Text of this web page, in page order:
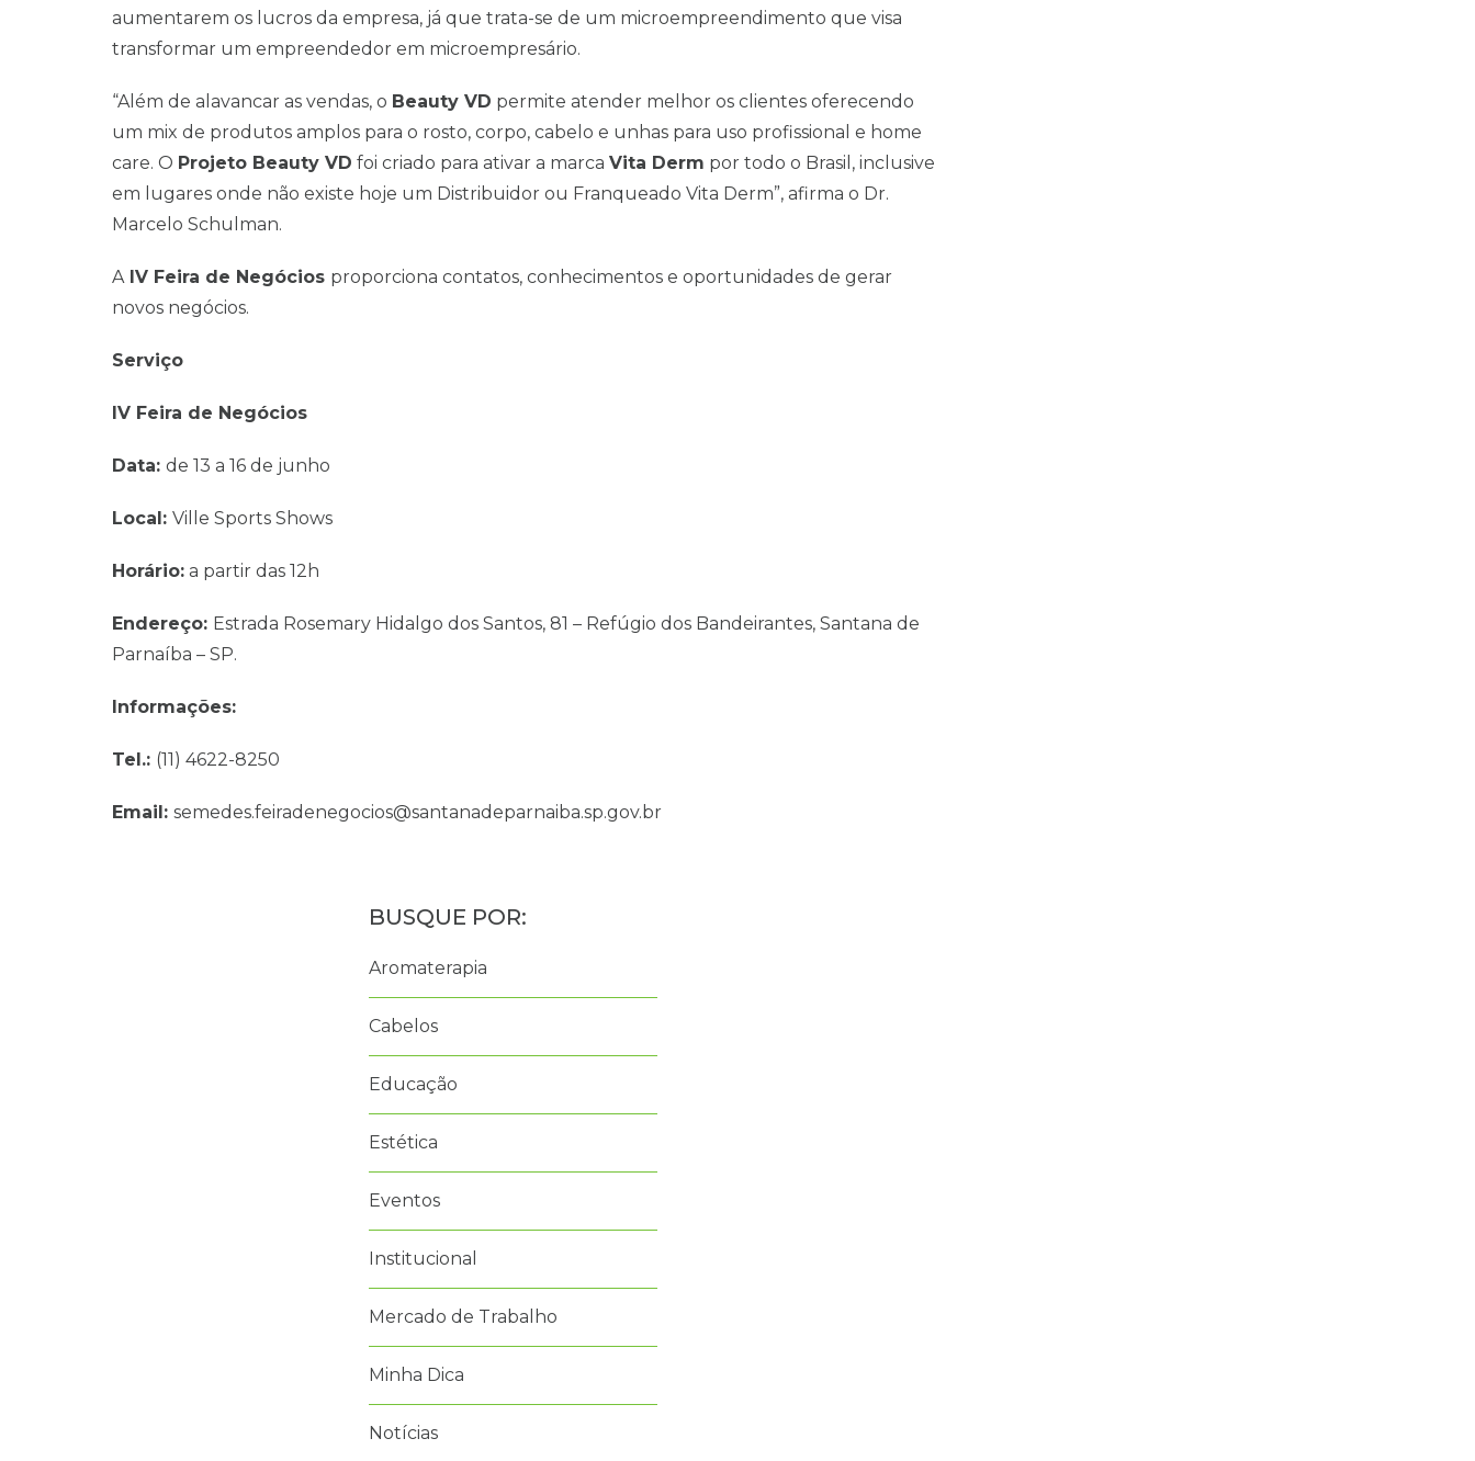
aumentarem os lucros da empresa, já que trata-se de um microempreendimento que visa
transformar um empreendedor em microempresário.
“Além de alavancar as vendas, o Beauty VD permite atender melhor os clientes oferecendo
um mix de produtos amplos para o rosto, corpo, cabelo e unhas para uso profissional e home
care. O Projeto Beauty VD foi criado para ativar a marca Vita Derm por todo o Brasil, inclusive
em lugares onde não existe hoje um Distribuidor ou Franqueado Vita Derm”, afirma o Dr.
Marcelo Schulman.
AIV Feira de Negócios proporciona contatos, conhecimentos e oportunidades de gerar
novos negócios.
Serviço
IV Feira de Negócios
Data: de 13 a 16 de junho
Local: Ville Sports Shows
Horário: a partir das 12h
Endereço: Estrada Rosemary Hidalgo dos Santos, 81 – Refúgio dos Bandeirantes, Santana de
Parnaíba – SP.
Informações:
Tel.: (11) 4622-8250
Email: semedes.feiradenegocios@santanadeparnaiba.sp.gov.br
Aromaterapia
Cabelos
Educação
Estética
Eventos
Institucional
Mercado de Trabalho
Minha Dica
Notícias